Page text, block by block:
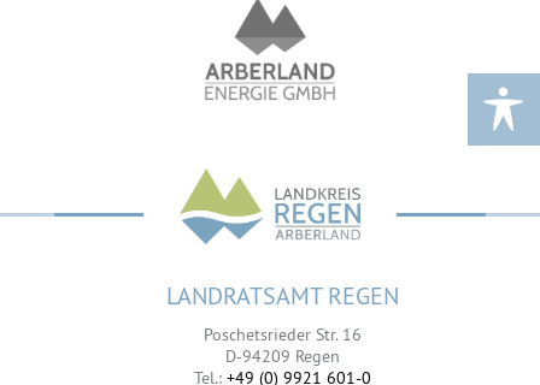
LANDRATSAMT REGEN
Poschetsrieder Str. 16
D-94209 Regen
Tel.: +49 (0) 9921 601-0